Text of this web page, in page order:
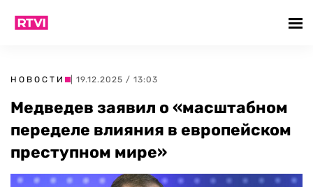
НОВОСТИ | 19.12.2025 / 13:03
Медведев заявил о «масштабном
переделе влияния в европейском
преступном мире»